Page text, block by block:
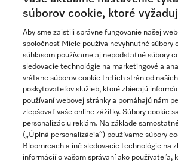
Newsletter
Miele na Instagrame
Miele na YouTube
súborov cookie, ktoré
Aby sme zaistili správne fungovanie našej
spoločnosť Miele používa nevyhnutné súbory
súhlasom používame aj nepodstatné súbory
sledovacie technológie na marketingové a
vrátane súborov cookie tretích strán od
poskytovateľov služieb, ktoré zbierajú
používaní webovej stránky a pomáhajú nám
zlepšovať vaše online zážitky. Súbory cookie
personalizáciu reklám. Na základe
(„Úplná personalizácia“) používame súbory
Bloomreach a iné sledovacie technológie na
informácií o vašom správaní ako používateľa,